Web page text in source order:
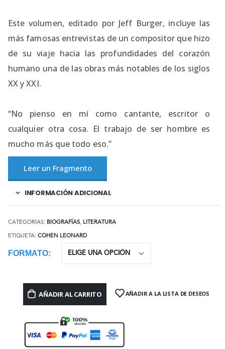
Este volumen, editado por Jeff Burger, incluye las
más famosas entrevistas de un compositor que hizo
de su viaje hacia las profundidades del corazón
humano una de las obras más notables de los siglos
XX y XXI.
“No pienso en mí como cantante, escritor o
cualquier otra cosa. El trabajo de ser hombre es
mucho más que todo eso.”
Leer un Fragmento
INFORMACIÓN ADICIONAL
CATEGORÍAS: BIOGRAFÍAS, LITERATURA
ETIQUETA: COHEN LEONARD
FORMATO
AÑADIR AL CARRITO AÑADIR A LA LISTA DE DESEOS